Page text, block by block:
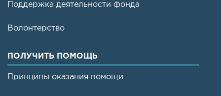
Поддержка деятельности фонда
Волонтерство
ПОЛУЧИТЬ ПОМОЩЬ
Принципы оказания помощи